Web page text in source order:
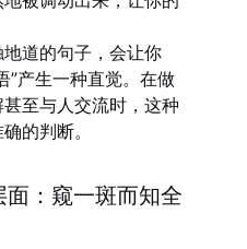
道的句子，会让你
”产生一种直觉。在做
至与人交流时，这种
的判断。
：窥一斑而知全